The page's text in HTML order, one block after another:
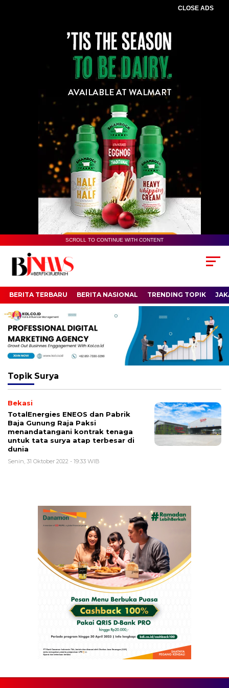
CLOSE ADS
SCROLL TO CONTINUE WITH CONTENT
BERITA TERBARU BERITA NASIONAL TRENDING TOPIK
Topik Surya
Bekasi
TotalEnergies ENEOS dan Pabrik
Baja Gunung Raja Paksi
menandatangani kontrak tenaga
untuk tata surya atap terbesar di
dunia
Senin, 31 Oktober 2022 - 19:33 WIB